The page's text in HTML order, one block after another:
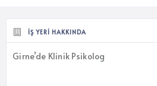
İŞ YERI HAKKINDA
Girne’de Klinik Psikolog